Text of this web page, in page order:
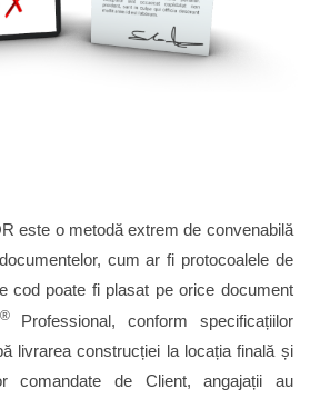
este o metodă extrem de convenabilă
cum ar fi protocoalele de
cod poate fi plasat pe orice document
®Professional, conform specificațiilor
livrarea construcției la locația finală și
comandate de Client, angajații au